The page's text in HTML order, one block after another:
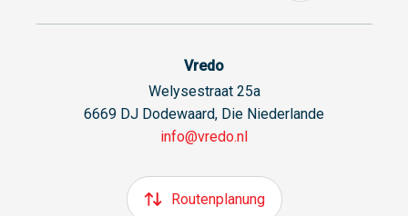
Vredo
Welysestraat 25a
6669 DJ Dodewaard, Die Niederlande
info@vredo.nl
Routenplanung